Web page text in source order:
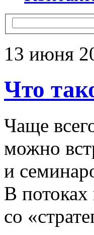
13 июня
Что
Чаще
можно
и
В потоках
со